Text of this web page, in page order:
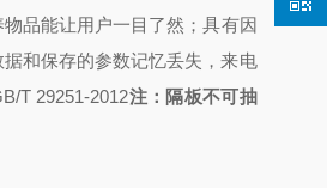
品能让用户一目了然；具有因
和保存的参数记忆丢失，来电
T 29251-2012注：隔板不可抽